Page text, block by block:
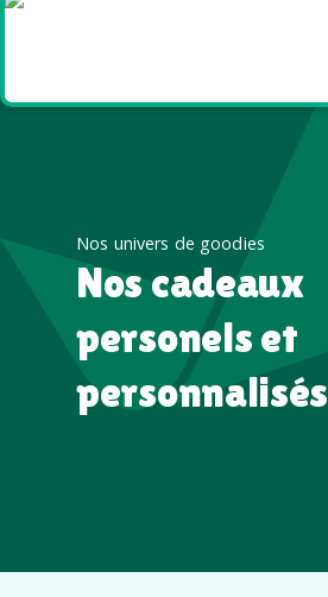
Nos univers de goodies
Nos cadeaux
personels et
personnalisés